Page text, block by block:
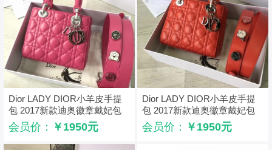
Dior LADY DIOR小羊皮手提
包 2017新款迪奥徽章戴妃包
玫红色
会员价： ￥1950元
Dior LADY DIOR小羊皮手提
包 2017新款迪奥徽章戴妃包
红色
会员价： ￥1950元